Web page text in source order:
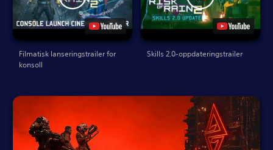
Filmatisk lanseringstrailer for
konsoll
Skills 2.0-oppdateringstrailer